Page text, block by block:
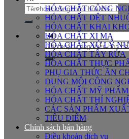
Tìm
kiếm:
Tìm
kiếm:
HÓA CHẤT CÔNG
HÓA CHẤT DỆT
HÓA CHẤT KHAI
HÓA CHẤT XI MẠ
HÓA CHẤT XỬ LÝ
HÓA CHẤT TẨY RỬA
HÓA CHẤT THỰC
PHỤ GIA THỨC ĂN
DUNG MÔI CÔNG
HÓA CHẤT MỸ PHẨM
HÓA CHẤT THÍ
CÁC SẢN PHẨM
TIÊU ĐIỂM
Chính sách bán hàng
Điều khoản dịch vụ